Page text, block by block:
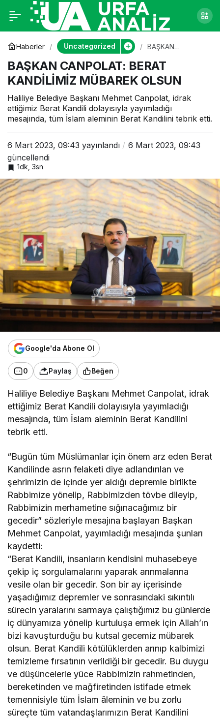
Haberler Uncategorized
BAŞKAN
BERAT
KANDİLİMİZ
MÜBAREK OLSUN
BAŞKAN CANPOLAT: BERAT
KANDİLİMİZ MÜBAREK OLSUN
Haliliye Belediye Başkanı Mehmet Canpolat, idrak
ettiğimiz Berat Kandili dolayısıyla yayımladığı
mesajında, tüm İslam aleminin Berat Kandilini tebrik etti.
6 Mart 2023, 09:43 yayınlandı
6 Mart 2023, 09:43
güncellendi
1dk, 3sn
Google'da Abone Ol
0 Paylaş Beğen
Haliliye Belediye Başkanı Mehmet Canpolat, idrak
ettiğimiz Berat Kandili dolayısıyla yayımladığı
mesajında, tüm İslam aleminin Berat Kandilini
tebrik etti.
“Bugün tüm Müslümanlar için önem arz eden Berat
Kandilinde asrın felaketi diye adlandırılan ve
şehrimizin de içinde yer aldığı depremle birlikte
Rabbimize yönelip, Rabbimizden tövbe dileyip,
Rabbimizin merhametine sığınacağımız bir
gecedir” sözleriyle mesajına başlayan Başkan
Mehmet Canpolat, yayımladığı mesajında şunları
kaydetti:
“Berat Kandili, insanların kendisini muhasebeye
çekip iç sorgulamalarını yaparak arınmalarına
vesile olan bir gecedir. Son bir ay içerisinde
yaşadığımız depremler ve sonrasındaki sıkıntılı
sürecin yaralarını sarmaya çalıştığımız bu günlerde
iç dünyamıza yönelip kurtuluşa ermek için Allah’ın
bizi kavuşturduğu bu kutsal gecemiz mübarek
olsun. Berat Kandili kötülüklerden arınıp kalbimizi
temizleme fırsatının verildiği bir gecedir. Bu duygu
ve düşüncelerle yüce Rabbimizin rahmetinden,
bereketinden ve mağfiretinden istifade etmek
temennisiyle tüm İslam âleminin ve bu zorlu
süreçte tüm vatandaşlarımızın Berat Kandilini
BAŞKAN CANPOLAT:
BERAT KANDİLİMİZ
MÜBAREK OLSUN
0